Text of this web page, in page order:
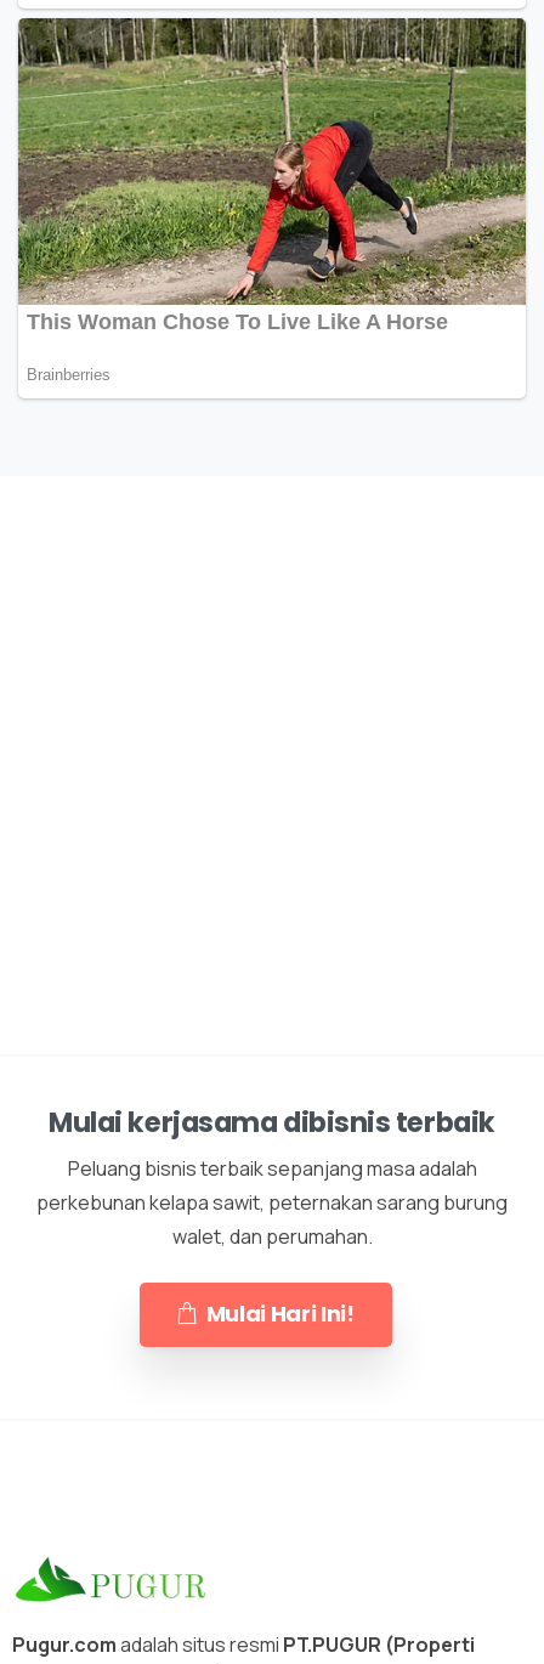
Mulai kerjasama dibisnis terbaik
Peluang bisnis terbaik sepanjang masa adalah
perkebunan kelapa sawit, peternakan sarang burung
walet, dan perumahan.
Mulai Hari Ini!
Pugur.comadalah situs resmi PT.PUGUR (Properti